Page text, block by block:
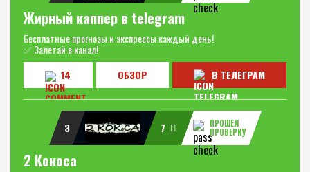
Жирный каппер в telegram
Бесплатные прогнозы и экспрессы каждый день!
✅ Залетай в канал!
14
ОБЗОР В ТЕЛЕГРАМ
3 7
ПРОШЕЛ
ПРОВЕРКУ
2 Кокоса